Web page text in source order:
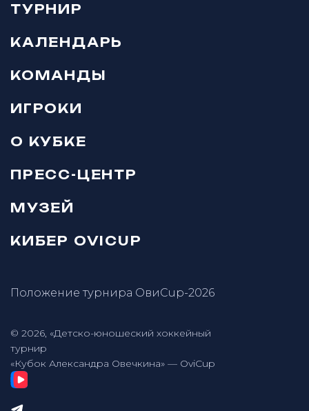
ТУРНИР
КАЛЕНДАРЬ
КОМАНДЫ
ИГРОКИ
О КУБКЕ
ПРЕСС-ЦЕНТР
МУЗЕЙ
КИБЕР OVICUP
Положение турнира ОвиCup-2026
© 2026, «Детско-юношеский хоккейный
турнир
«Кубок Александра Овечкина» — OviCup